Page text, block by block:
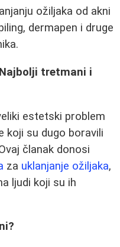
ožiljaka od akni
dermapen i druge
tretmani i
estetski problem
koji su dugo boravili
članak donosi
za uklanjanje ožiljaka,
ljudi koji su ih